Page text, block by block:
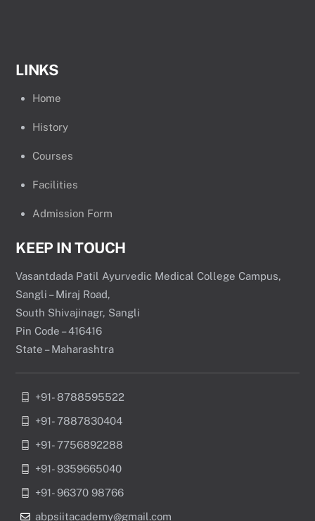
LINKS
Home
History
Courses
Facilities
Admission Form
KEEP IN TOUCH
Vasantdada Patil Ayurvedic Medical College Campus,
Sangli – Miraj Road,
South Shivajinagr, Sangli
Pin Code – 416416
State – Maharashtra
+91- 8788595522
+91- 7887830404
+91- 7756892288
+91- 9359665040
+91- 96370 98766
abpsiitacademy@gmail.com